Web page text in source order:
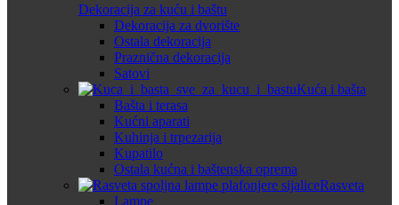
Dekoracija za kuću i baštu
Dekoracija za dvorište
Ostala dekoracija
Praznična dekoracija
Satovi
Kuća i bašta
Bašta i terasa
Kućni aparati
Kuhinja i trpezarija
Kupatilo
Ostala kućna i baštenska oprema
Rasveta
Lampe